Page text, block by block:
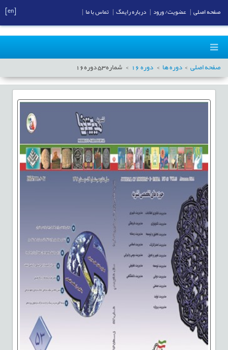
صفحه اصلی دوره ها دوره16 شماره53دوره16
صفحه اصلی عضویت/ ورود درباره رایمگ تماس با ما